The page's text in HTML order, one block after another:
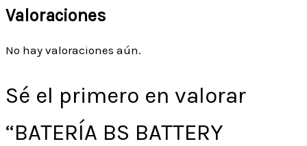
Valoraciones
No hay valoraciones aún.
Sé el primero en valorar
“BATERÍA BS BATTERY